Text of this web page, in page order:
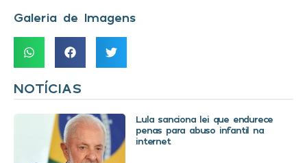
Galeria de Imagens
NOTÍCIAS
Lula sanciona lei que endurece
penas para abuso infantil na
internet